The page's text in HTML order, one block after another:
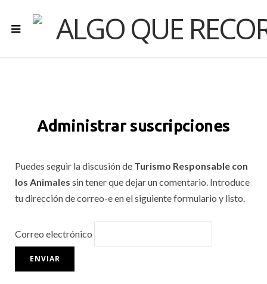
Administrar suscripciones
Puedes seguir la discusión de Turismo Responsable con
los Animales sin tener que dejar un comentario. Introduce
tu dirección de correo-e en el siguiente formulario y listo.
Correo electrónico